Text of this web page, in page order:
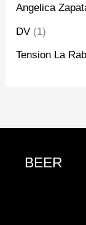
Angelica
DV (1)
Tension La
BEER